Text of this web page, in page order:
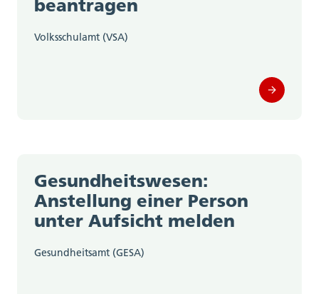
beantragen
Volksschulamt (VSA)
Gesundheitswesen:
Anstellung einer Person
unter Aufsicht melden
Gesundheitsamt (GESA)